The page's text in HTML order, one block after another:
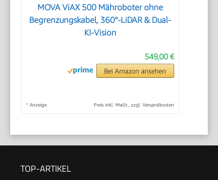
MOVA ViAX 500 Mähroboter ohne
Begrenzungskabel, 360°-LiDAR & Dual-
KI-Vision
549,00 €
Bei Amazon ansehen
* Anzeige Preis inkl. MwSt., zzgl. Versandkosten
TOP-ARTIKEL